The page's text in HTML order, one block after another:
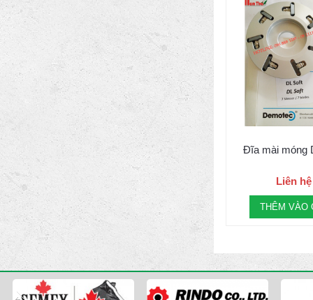
Đĩa mài móng
Liên hệ
THÊM VÀO